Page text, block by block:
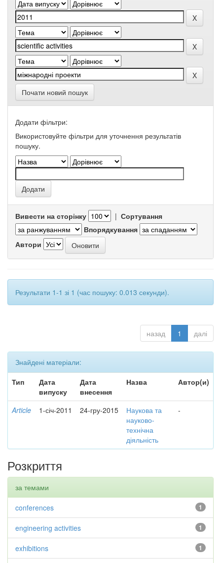
Почати новий пошук
Додати фільтри:
Використовуйте фільтри для уточнення результатів
пошуку.
Вивести на сторінку | Сортування
Впорядкування
Автори
Результати 1-1 зі 1 (час пошуку: 0.013 секунди).
назад 1 далі
Знайдені матеріали:
Тип
Дата
випуску
Дата
внесення
Назва Автор(и)
Article 1-січ-2011 24-гру-2015
Наукова та
науково-
технічна
діяльність
-
Розкриття
за темами
1
conferences
1
engineering activities
1
exhibitions